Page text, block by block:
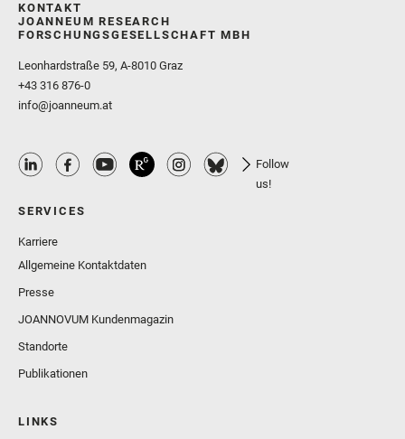
KONTAKT
JOANNEUM RESEARCH
FORSCHUNGSGESELLSCHAFT MBH
Leonhardstraße 59, A-8010 Graz
+43 316 876-0
info@joanneum.at
Follow
us!
SERVICES
Karriere
Allgemeine Kontaktdaten
Presse
JOANNOVUM Kundenmagazin
Standorte
Publikationen
LINKS